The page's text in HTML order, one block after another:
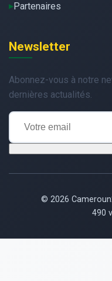
Partenaires
Newsletter
Abonnez-vous à notre
dernières actualités.
© 2026
490